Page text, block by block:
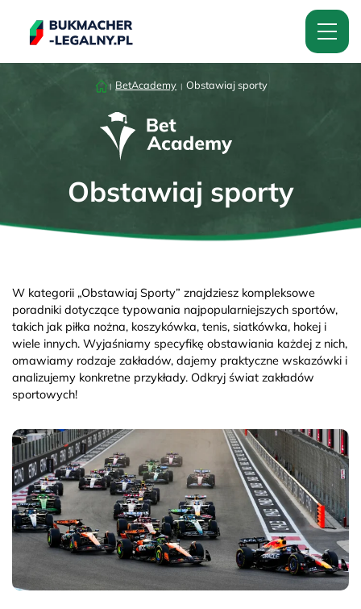
BetAcademy Obstawiaj sporty
Obstawiaj sporty
W kategorii „Obstawiaj Sporty” znajdziesz kompleksowe
poradniki dotyczące typowania najpopularniejszych sportów,
takich jak piłka nożna, koszykówka, tenis, siatkówka, hokej i
wiele innych. Wyjaśniamy specyfikę obstawiania każdej z nich,
omawiamy rodzaje zakładów, dajemy praktyczne wskazówki i
analizujemy konkretne przykłady. Odkryj świat zakładów
sportowych!